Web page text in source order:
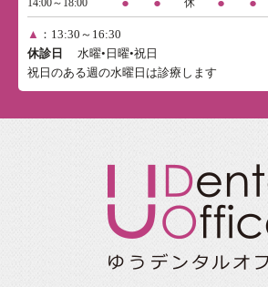
14:00～18:00
● ● 休 ● ●
▲ ：13:30～16:30
休診日
水曜•日曜•祝日
祝日のある週の水曜日は診療します